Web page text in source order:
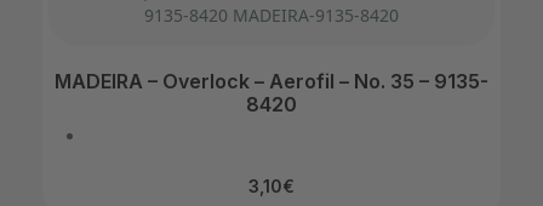
MADEIRA – Overlock – Aerofil – No. 35 – 9135-
8420
3,10€